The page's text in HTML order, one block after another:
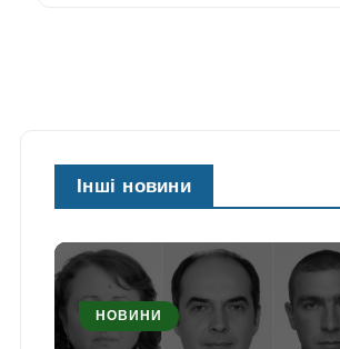
Інші новини
НОВИНИ